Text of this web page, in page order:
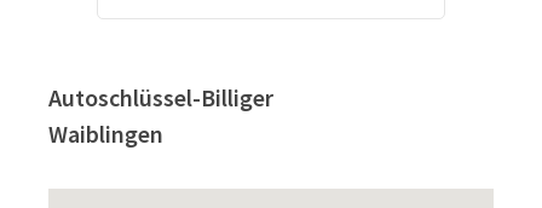
Autoschlüssel-Billiger
Waiblingen